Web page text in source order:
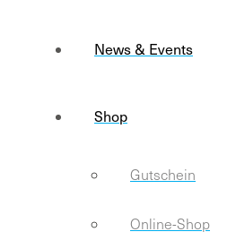
News & Events
Shop
Gutschein
Online-Shop